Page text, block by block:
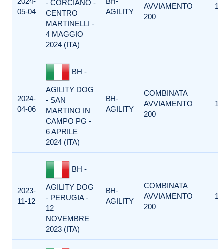
05-04
- CORCIANO -
CENTRO
MARTINELLI -
4 MAGGIO
2024 (ITA)
AGILITY
AVVIAMENTO
200
1
2024-
04-06
BH -
AGILITY DOG
- SAN
MARTINO IN
CAMPO PG -
6 APRILE
2024 (ITA)
BH-
AGILITY
COMBINATA
AVVIAMENTO
200
1
2023-
11-12
BH -
AGILITY DOG
- PERUGIA -
12
NOVEMBRE
2023 (ITA)
BH-
AGILITY
COMBINATA
AVVIAMENTO
200
1